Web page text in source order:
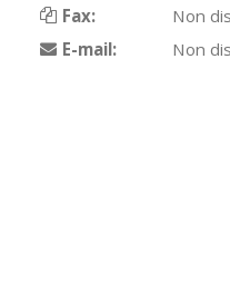
Fax:
Non
E-mail:
Non